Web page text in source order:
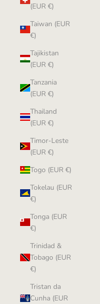
(EUR €)
Taiwan (EUR
€)
Tajikistan
(EUR €)
Tanzania
(EUR €)
Thailand
(EUR €)
Timor-Leste
(EUR €)
Togo (EUR €)
Tokelau (EUR
€)
Tonga (EUR
€)
Trinidad &
Tobago (EUR
€)
Tristan da
Cunha (EUR